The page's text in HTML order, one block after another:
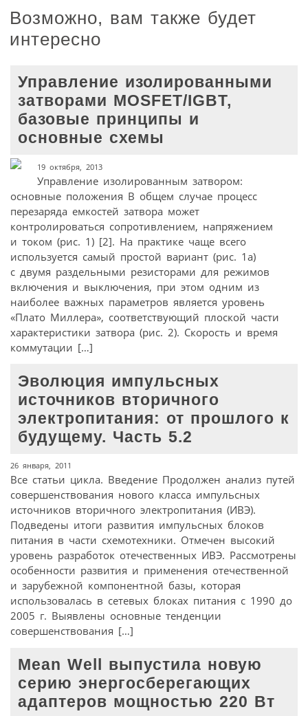
Возможно, вам также будет
интересно
Управление изолированными
затворами MOSFET/IGBT,
базовые принципы и
основные схемы
19 октября, 2013
Управление изолированным затвором:
основные положения В общем случае процесс
перезаряда емкостей затвора может
контролироваться сопротивлением, напряжением
и током (рис. 1) [2]. На практике чаще всего
используется самый простой вариант (рис. 1а)
с двумя раздельными резисторами для режимов
включения и выключения, при этом одним из
наиболее важных параметров является уровень
«Плато Миллера», соответствующий плоской части
характеристики затвора (рис. 2). Скорость и время
коммутации […]
Эволюция импульсных
источников вторичного
электропитания: от прошлого к
будущему. Часть 5.2
26 января, 2011
Все статьи цикла. Введение Продолжен анализ путей
совершенствования нового класса импульсных
источников вторичного электропитания (ИВЭ).
Подведены итоги развития импульсных блоков
питания в части схемотехники. Отмечен высокий
уровень разработок отечественных ИВЭ. Рассмотрены
особенности развития и применения отечественной
и зарубежной компонентной базы, которая
использовалась в сетевых блоках питания с 1990 до
2005 г. Выявлены основные тенденции
совершенствования […]
Mean Well выпустила новую
серию энергосберегающих
адаптеров мощностью 220 Вт